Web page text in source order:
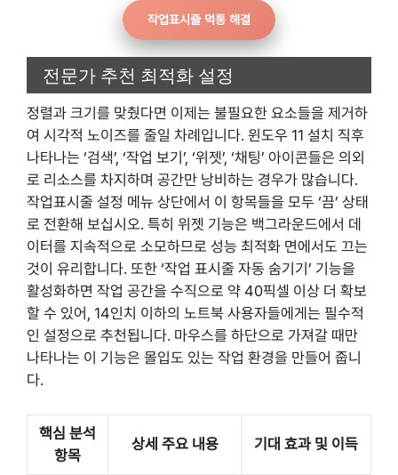
작업표시줄 먹통 해결
전문가 추천 최적화 설정
정렬과 크기를 맞췄다면 이제는 불필요한 요소들을 제거하
여 시각적 노이즈를 줄일 차례입니다. 윈도우 11 설치 직후
나타나는 ‘검색’, ‘작업 보기’, ‘위젯’, ‘채팅’ 아이콘들은 의외
로 리소스를 차지하며 공간만 낭비하는 경우가 많습니다.
작업표시줄 설정 메뉴 상단에서 이 항목들을 모두 ‘끔’ 상태
로 전환해 보십시오. 특히 위젯 기능은 백그라운드에서 데
이터를 지속적으로 소모하므로 성능 최적화 면에서도 끄는
것이 유리합니다. 또한 ‘작업 표시줄 자동 숨기기’ 기능을
활성화하면 작업 공간을 수직으로 약 40픽셀 이상 더 확보
할 수 있어, 14인치 이하의 노트북 사용자들에게는 필수적
인 설정으로 추천됩니다. 마우스를 하단으로 가져갈 때만
나타나는 이 기능은 몰입도 있는 작업 환경을 만들어 줍니
다.
핵심 분석
항목
상세 주요 내용 기대 효과 및 이득